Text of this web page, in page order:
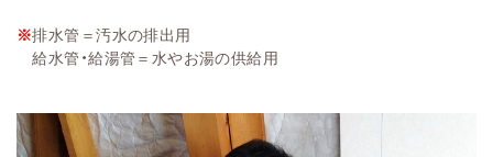
※排水管＝汚水の排出用
給水管・給湯管＝水やお湯の供給用